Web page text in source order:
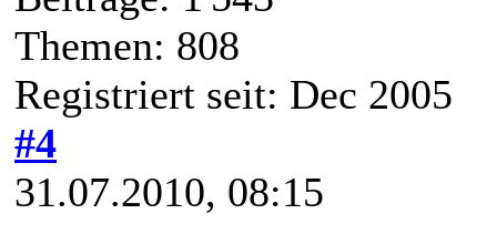
Themen: 808
Registriert seit: Dec 2005
#4
31.07.2010, 08:15